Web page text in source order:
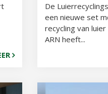
De
een nieuwe set
recycling van
ARN heeft...